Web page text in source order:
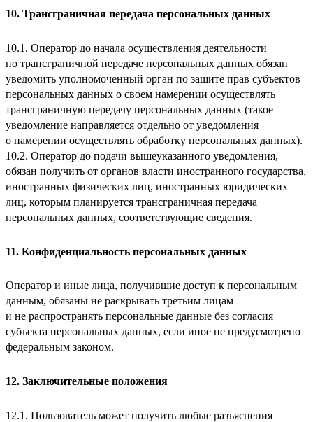
10. Трансграничная передача персональных данных
10.1. Оператор до начала осуществления деятельности
по трансграничной передаче персональных данных обязан
уведомить уполномоченный орган по защите прав субъектов
персональных данных о своем намерении осуществлять
трансграничную передачу персональных данных (такое
уведомление направляется отдельно от уведомления
о намерении осуществлять обработку персональных данных).
10.2. Оператор до подачи вышеуказанного уведомления,
обязан получить от органов власти иностранного государства,
иностранных физических лиц, иностранных юридических
лиц, которым планируется трансграничная передача
персональных данных, соответствующие сведения.
11. Конфиденциальность персональных данных
Оператор и иные лица, получившие доступ к персональным
данным, обязаны не раскрывать третьим лицам
и не распространять персональные данные без согласия
субъекта персональных данных, если иное не предусмотрено
федеральным законом.
12. Заключительные положения
12.1. Пользователь может получить любые разъяснения